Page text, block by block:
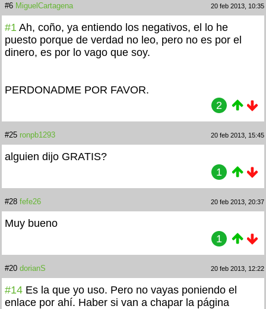
#6 MiguelCartagena 20 feb 2013, 10:35
#1 Ah, coño, ya entiendo los negativos, el
lo he
puesto porque de verdad no leo, pero no es por el
dinero, es por lo vago que soy.
PERDONADME POR FAVOR.
2
#25 ronpb1293 20 feb 2013, 15:45
alguien dijo GRATIS?
1
#28 fefe26 20 feb 2013, 20:37
Muy bueno
1
#20 dorianS 20 feb 2013, 12:22
#14 Es la que yo uso. Pero no vayas poniendo el
enlace por ahí. Haber si van a chapar la página